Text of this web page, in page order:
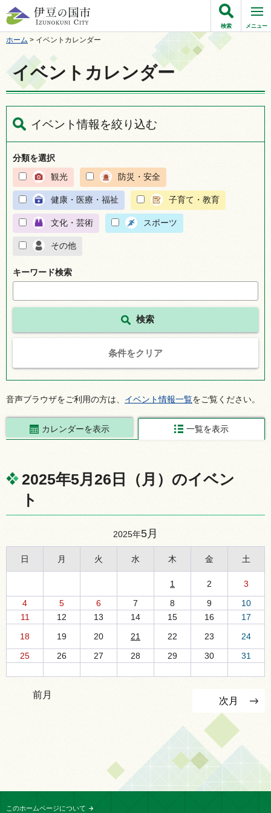
伊豆の国市
検索 メニュー
ホーム > イベントカレンダー
イベントカレンダー
イベント情報を絞り込む
分類を選択
観光
防災・安全
健康・医療・福祉 子育て・教育
文化・芸術 スポーツ
その他
キーワード検索
条件をクリア
音声ブラウザをご利用の方は、 イベント情報一覧をご覧ください。
カレンダーを表示 一覧を表示
2025年5月26日（月）のイベン
ト
2025年5月
日 月 火 水 木 金 土
1 2
3
4
5 6 7 8 9
10
11
12 13 14 15 16
17
18
19 20 21 22 23
24
25
26 27 28 29 30 31
前月
次月
このホームページについて